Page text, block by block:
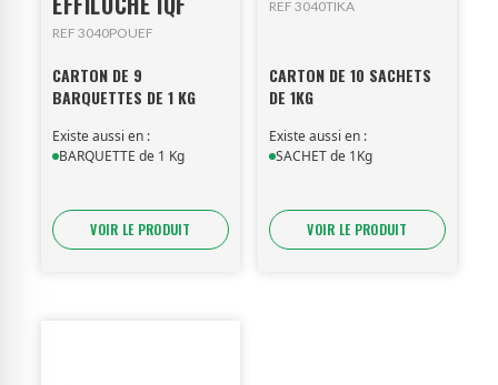
REF 3040POUEF
CARTON DE 9
BARQUETTES DE 1 KG
Existe aussi en :
BARQUETTE de 1 Kg
VOIR LE PRODUIT
REF 3040TIKA
CARTON DE 10 SACHETS
DE 1KG
Existe aussi en :
SACHET de 1Kg
VOIR LE PRODUIT